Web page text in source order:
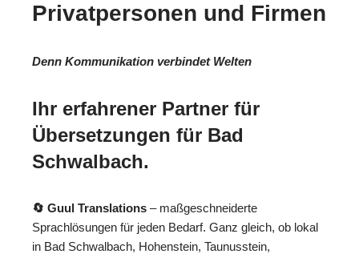
Privatpersonen und Firmen
Denn Kommunikation verbindet Welten
Ihr erfahrener Partner für
Übersetzungen für Bad
Schwalbach.
🔄 Guul Translations – maßgeschneiderte
Sprachlösungen für jeden Bedarf. Ganz gleich, ob lokal
in Bad Schwalbach, Hohenstein, Taunusstein,